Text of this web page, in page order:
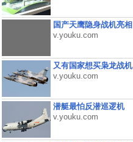
国产天鹰隐身战机亮相
v.youku.com
又有国家想买枭龙战机
v.youku.com
潜艇最怕反潜巡逻机
v.youku.com